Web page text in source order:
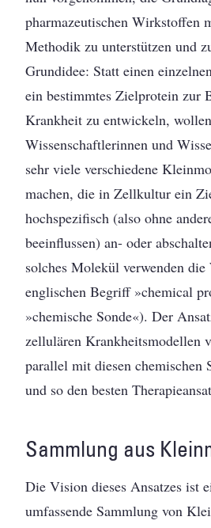
pharmazeutischen Wirkstoffen
Methodik zu unterstützen und
Grundidee: Statt einen
ein bestimmtes Ziel­protein zur
Krankheit zu ent­wickeln,
Wissenschaftlerinnen und
sehr viele verschiedene
machen, die in Zellkultur ein
hochspezifisch (also ohne
beeinflussen) an- oder
solches Molekül verwenden die
englischen Begriff »chemical
»chemische Sonde«). Der
zellulären Krankheitsmodellen
parallel mit diesen chemischen
und so den besten
Sammlung aus
Die Vision dieses Ansatzes ist
umfassende Sammlung von